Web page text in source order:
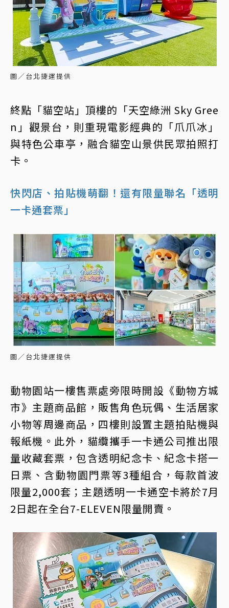
圖／台北捷運提供
終點「貓空站」頂樓的「天空綠洲 Sky Gree
n」觀景台，則重現電影經典的「爪爪冰」
與特色公車亭，融合貓空山景供民眾拍照打
卡。
快閃店、拍貼機萌翻！還有限量聯名「透明
一卡通套票」
圖／台北捷運提供
動物園站一樓售票處旁限時開設《動物方城
市》主題商品館，販售角色玩偶、生活居家
小物等周邊商品，四樓則設置主題拍貼機與
報紙機。此外，貓纜攜手一卡通公司推出限
量收藏套票，包含透明紀念卡、紀念卡搭一
日票、含動物園門票等3種組合，每款首波
限量2,000套；主題透明一卡通空卡將於7月
2日起在全台7-ELEVEN限量開賣。